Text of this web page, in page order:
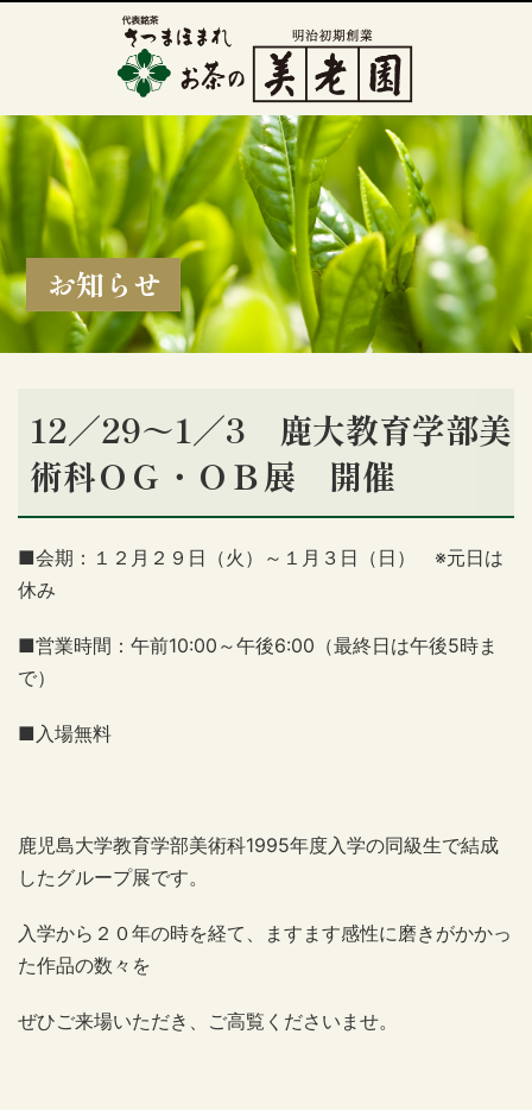
お知らせ
12／29～1／3 鹿大教育学部美
術科ＯＧ・ＯＢ展 開催
■会期：１２月２９日（火）～１月３日（日） ※元日は
休み
■営業時間：午前10:00～午後6:00（最終日は午後5時ま
で）
■入場無料
鹿児島大学教育学部美術科1995年度入学の同級生で結成
したグループ展です。
入学から２０年の時を経て、ますます感性に磨きがかかっ
た作品の数々を
ぜひご来場いただき、ご高覧くださいませ。